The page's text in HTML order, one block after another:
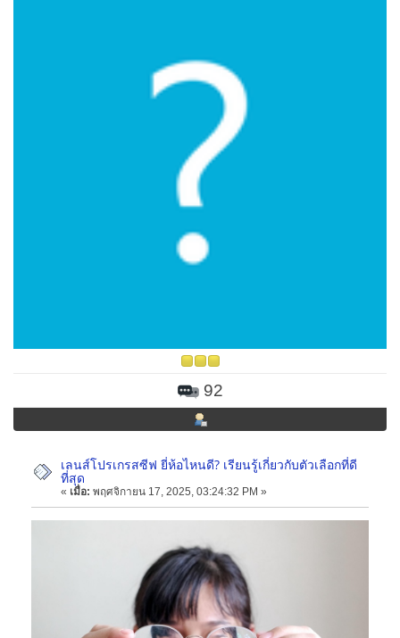
92
เลนส์โปรเกรสซีฟ ยี่ห้อไหนดี? เรียนรู้เกี่ยวกับตัวเลือกที่ดี
ที่สุด
« เมื่อ: พฤศจิกายน 17, 2025, 03:24:32 PM »